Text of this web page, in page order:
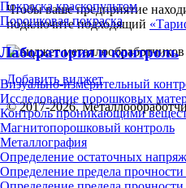
Покраска краскопультом
Порошковая покраска
Лаборатория и контроль
Визуально-измерительный
Исследование порошковых
Контроль проникающими
Магнитопорошковый контроль
Металлография
Определение остаточных
Определение предела
Чтобы ваше предприятие
подключите подходящий
Добавить виджет
© 2017-2026.